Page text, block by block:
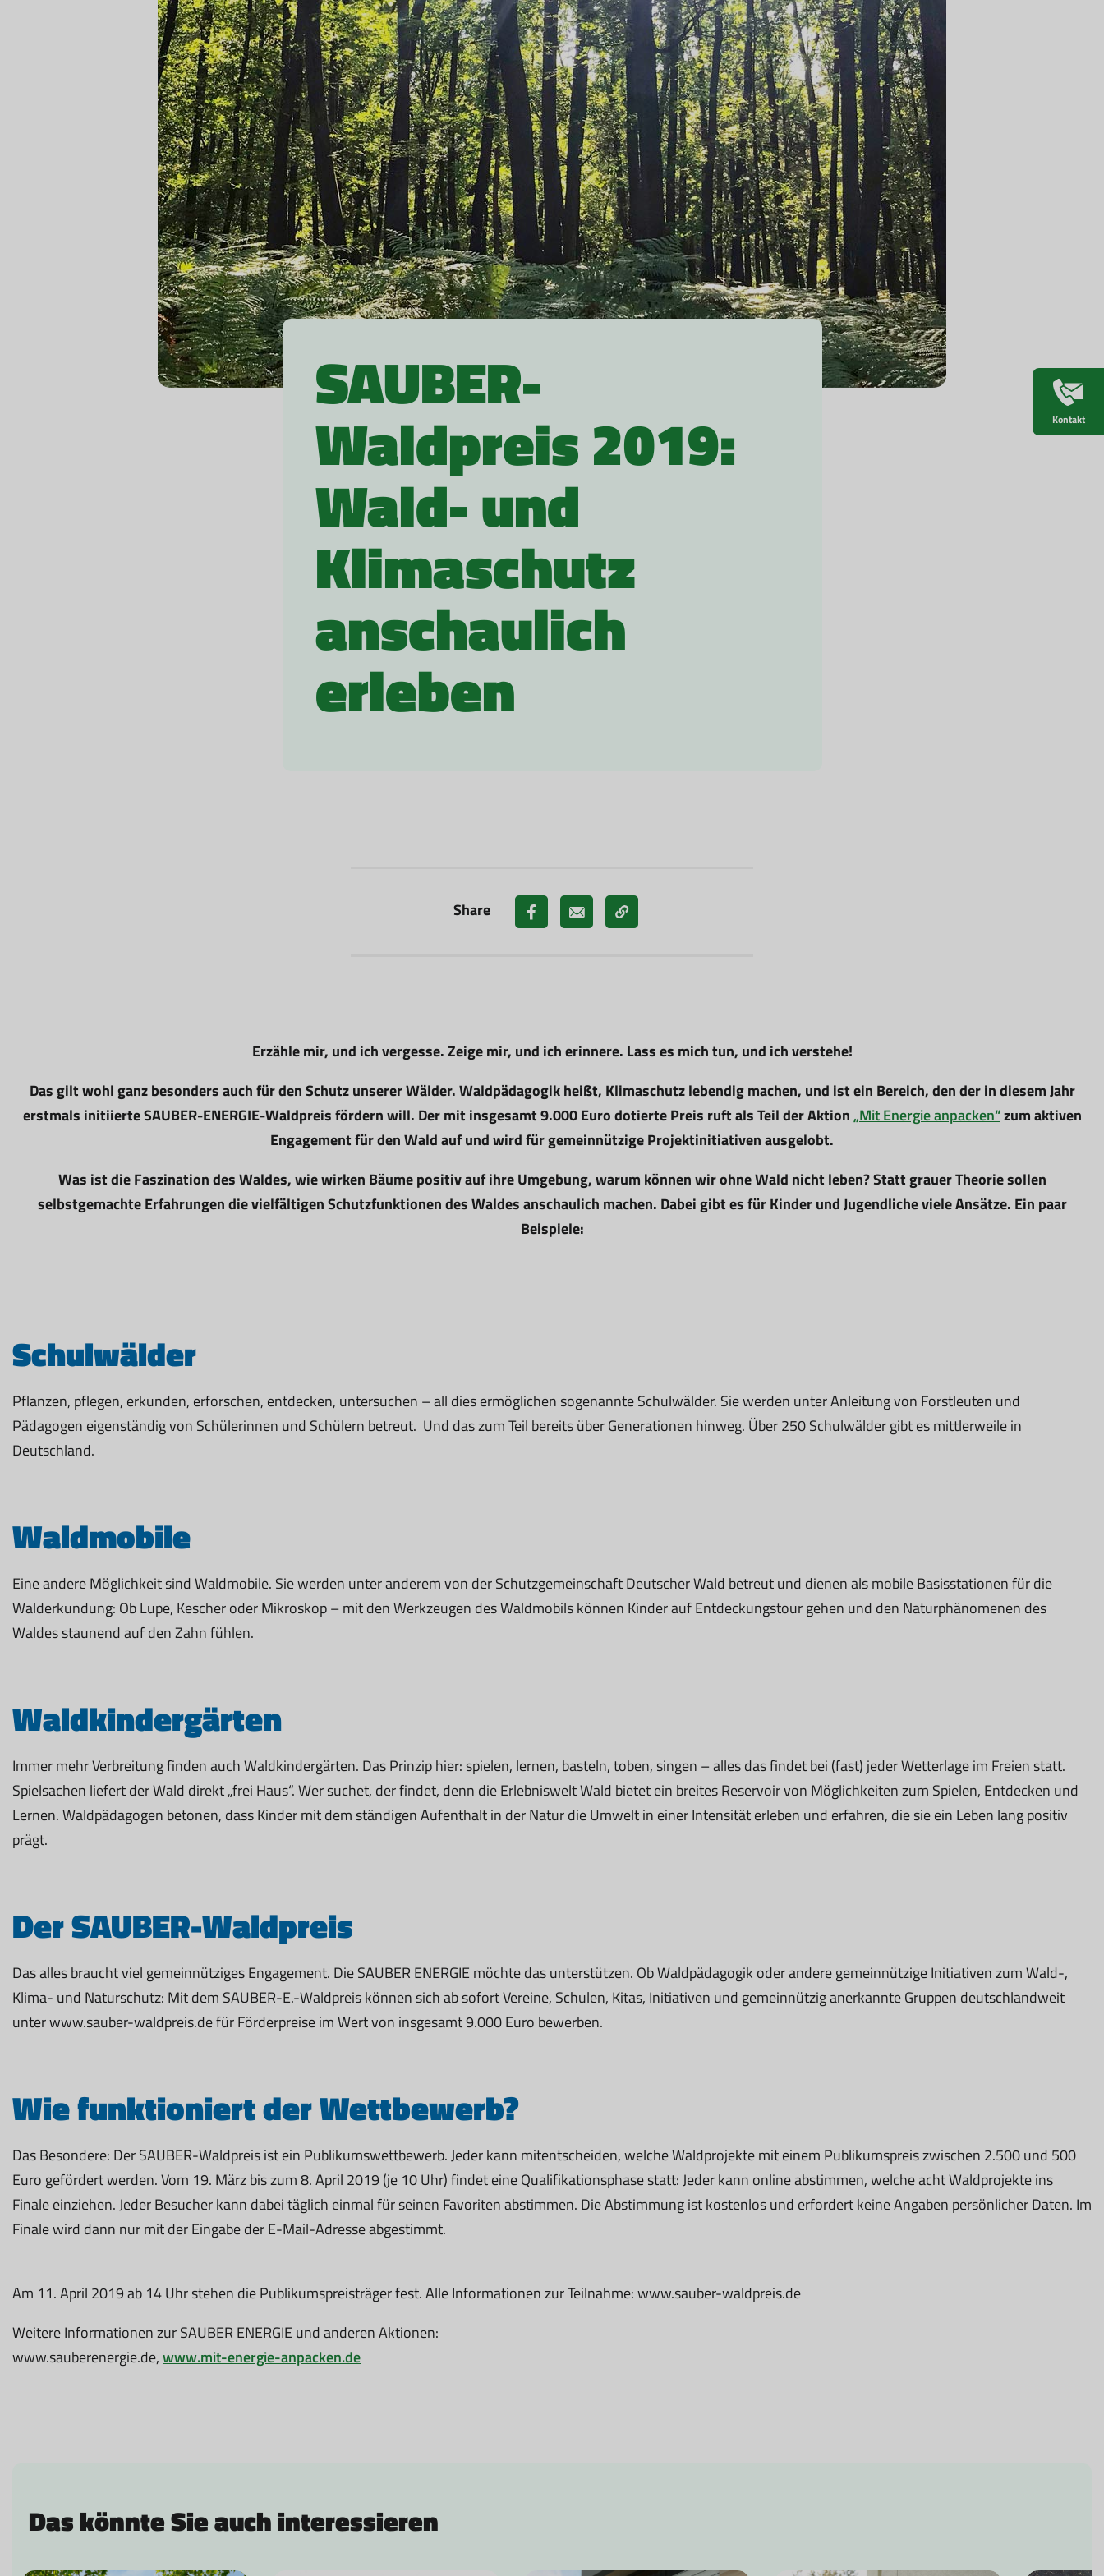
SAUBER-
Waldpreis 2019:
Wald- und
Klimaschutz
anschaulich
erleben
Share
Erzähle mir, und ich vergesse. Zeige mir, und ich erinnere. Lass es mich tun, und ich verstehe!
Das gilt wohl ganz besonders auch für den Schutz unserer Wälder. Waldpädagogik heißt, Klimaschutz lebendig machen, und ist ein Bereich, den der in diesem Jahr
erstmals initiierte SAUBER-ENERGIE-Waldpreis fördern will. Der mit insgesamt 9.000 Euro dotierte Preis ruft als Teil der Aktion„Mit Energie anpacken“zum aktiven
Engagement für den Wald auf und wird für gemeinnützige Projektinitiativen ausgelobt.
Was ist die Faszination des Waldes, wie wirken Bäume positiv auf ihre Umgebung, warum können wir ohne Wald nicht leben? Statt grauer Theorie sollen
selbstgemachte Erfahrungen die vielfältigen Schutzfunktionen des Waldes anschaulich machen. Dabei gibt es für Kinder und Jugendliche viele Ansätze. Ein paar
Beispiele:
Schulwälder
Pflanzen, pflegen, erkunden, erforschen, entdecken, untersuchen – all dies ermöglichen sogenannte Schulwälder. Sie werden unter Anleitung von Forstleuten und
Pädagogen eigenständig von Schülerinnen und Schülern betreut. Und das zum Teil bereits über Generationen hinweg. Über 250 Schulwälder gibt es mittlerweile in
Deutschland.
Waldmobile
Eine andere Möglichkeit sind Waldmobile. Sie werden unter anderem von der Schutzgemeinschaft Deutscher Wald betreut und dienen als mobile Basisstationen für die
Walderkundung: Ob Lupe, Kescher oder Mikroskop – mit den Werkzeugen des Waldmobils können Kinder auf Entdeckungstour gehen und den Naturphänomenen des
Waldes staunend auf den Zahn fühlen.
Waldkindergärten
Immer mehr Verbreitung finden auch Waldkindergärten. Das Prinzip hier: spielen, lernen, basteln, toben, singen – alles das findet bei (fast) jeder Wetterlage im Freien statt.
Spielsachen liefert der Wald direkt „frei Haus“. Wer suchet, der findet, denn die Erlebniswelt Wald bietet ein breites Reservoir von Möglichkeiten zum Spielen, Entdecken und
Lernen. Waldpädagogen betonen, dass Kinder mit dem ständigen Aufenthalt in der Natur die Umwelt in einer Intensität erleben und erfahren, die sie ein Leben lang positiv
prägt.
Der SAUBER-Waldpreis
Das alles braucht viel gemeinnütziges Engagement. Die SAUBER ENERGIE möchte das unterstützen. Ob Waldpädagogik oder andere gemeinnützige Initiativen zum Wald-,
Klima- und Naturschutz: Mit dem SAUBER-E.-Waldpreis können sich ab sofort Vereine, Schulen, Kitas, Initiativen und gemeinnützig anerkannte Gruppen deutschlandweit
unter www.sauber-waldpreis.de für Förderpreise im Wert von insgesamt 9.000 Euro bewerben.
Wie funktioniert der Wettbewerb?
Das Besondere: Der SAUBER-Waldpreis ist ein Publikumswettbewerb. Jeder kann mitentscheiden, welche Waldprojekte mit einem Publikumspreis zwischen 2.500 und 500
Euro gefördert werden. Vom 19. März bis zum 8. April 2019 (je 10 Uhr) findet eine Qualifikationsphase statt: Jeder kann online abstimmen, welche acht Waldprojekte ins
Finale einziehen. Jeder Besucher kann dabei täglich einmal für seinen Favoriten abstimmen. Die Abstimmung ist kostenlos und erfordert keine Angaben persönlicher Daten. Im
Finale wird dann nur mit der Eingabe der E-Mail-Adresse abgestimmt.
Am 11. April 2019 ab 14 Uhr stehen die Publikumspreisträger fest. Alle Informationen zur Teilnahme: www.sauber-waldpreis.de
Weitere Informationen zur SAUBER ENERGIE und anderen Aktionen:
www.sauberenergie.de,www.mit-energie-anpacken.de
Das könnte Sie auch interessieren
Kontakt